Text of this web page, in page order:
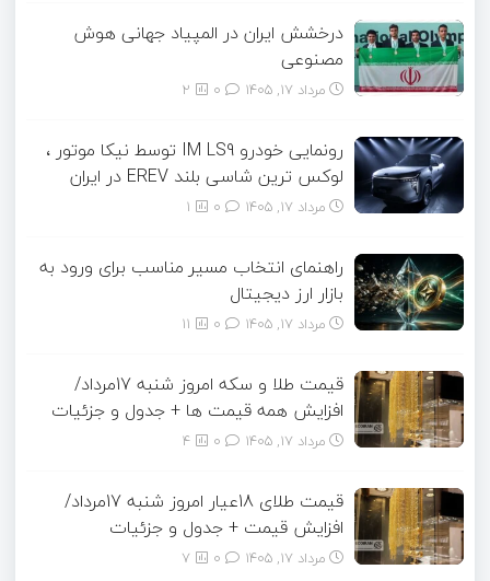
درخشش ایران در المپیاد جهانی هوش
مصنوعی
مرداد ۱۷, ۱۴۰۵ 2
رونمایی خودرو IM LS9 توسط نیکا موتور ،
لوکس ترین شاسی بلند EREV در ایران
مرداد ۱۷, ۱۴۰۵ 1
راهنمای انتخاب مسیر مناسب برای ورود به
بازار ارز دیجیتال
مرداد ۱۷, ۱۴۰۵ 11
قیمت طلا و سکه امروز شنبه 17مرداد/
افزایش همه قیمت ها + جدول و جزئیات
مرداد ۱۷, ۱۴۰۵ 4
قیمت طلای 18عیار امروز شنبه 17مرداد/
افزایش قیمت + جدول و جزئیات
مرداد ۱۷, ۱۴۰۵ 7